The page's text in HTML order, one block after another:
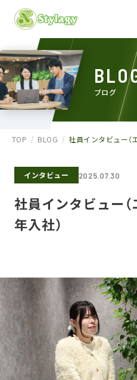
ブログ
TOP BLOG 社員インタビュー（
インタビュー 2025.07.30
社員インタビュー
年入社）